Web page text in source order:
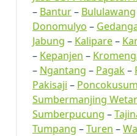
– Bantur– Bululawang
Donomulyo –
Jabung – Kalipare–
– Kepanjen –
– Ngantang – Pagak–
Pakisaji –
Sumbermanjing
Sumberpucung –
Tumpang –Turen –